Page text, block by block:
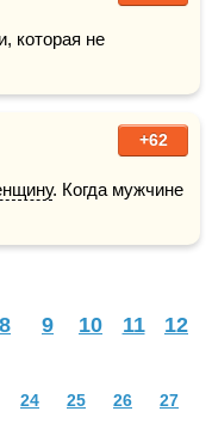
которая не
+62
. Когда мужчине
8 9 10 11
12
24 25 26
27